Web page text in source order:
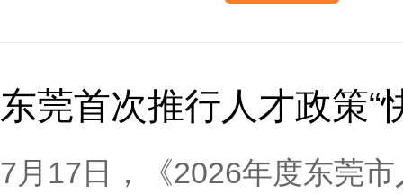
东莞首次推行人才政策“
7月17日，《2026年度东莞